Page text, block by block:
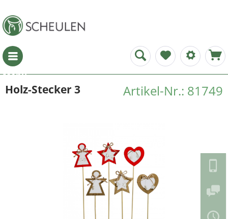
Menü
Artikel-Nr.: 81749
Holz-Stecker 3